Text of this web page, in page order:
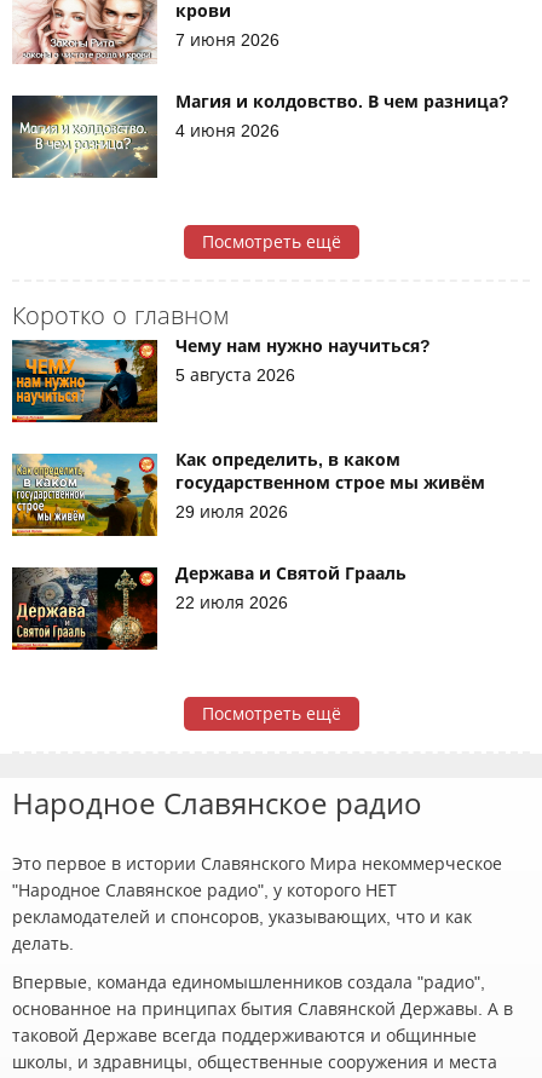
Коротко о главном
Чему нам нужно научиться?
5 августа 2026
Как определить, в каком
государственном строе мы живём
29 июля 2026
Держава и Святой Грааль
22 июля 2026
Посмотреть ещё
крови
7 июня 2026
Магия и колдовство. В чем разница?
4 июня 2026
Посмотреть ещё
Народное Славянское радио
Это первое в истории Славянского Мира некоммерческое
"Народное Славянское радио", у которого НЕТ
рекламодателей и спонсоров, указывающих, что и как
делать.
Впервые, команда единомышленников создала "радио",
основанное на принципах бытия Славянской Державы. А в
таковой Державе всегда поддерживаются и общинные
школы, и здравницы, общественные сооружения и места